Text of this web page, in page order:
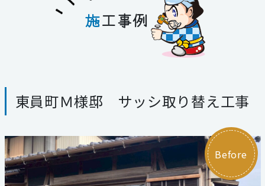
施工事例
スタッフ紹介
施工事例
東員町Ｍ様邸 サッシ取り替え工事
Before